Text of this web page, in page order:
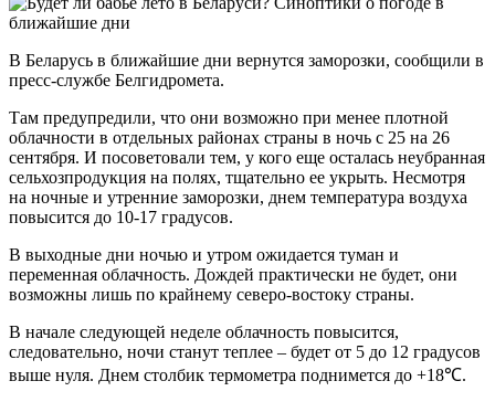
В Беларусь в ближайшие дни вернутся заморозки, сообщили в
пресс-службе Белгидромета.
Там предупредили, что они возможно при менее плотной
облачности в отдельных районах страны в ночь с 25 на 26
сентября. И посоветовали тем, у кого еще осталась неубранная
сельхозпродукция на полях, тщательно ее укрыть. Несмотря
на ночные и утренние заморозки, днем температура воздуха
повысится до 10-17 градусов.
В выходные дни ночью и утром ожидается туман и
переменная облачность. Дождей практически не будет, они
возможны лишь по крайнему северо-востоку страны.
В начале следующей неделе облачность повысится,
следовательно, ночи станут теплее – будет от 5 до 12 градусов
выше нуля. Днем столбик термометра поднимется до +18℃.